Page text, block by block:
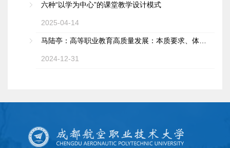
2025-04-14
六种“以学为中心”的课堂教学设计模式
2024-12-31